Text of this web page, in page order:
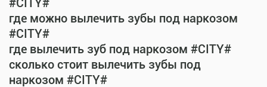
#CITY#
где можно вылечить зубы под наркозом
#CITY#
где вылечить зуб под наркозом #CITY#
сколько стоит вылечить зубы под
наркозом #CITY#